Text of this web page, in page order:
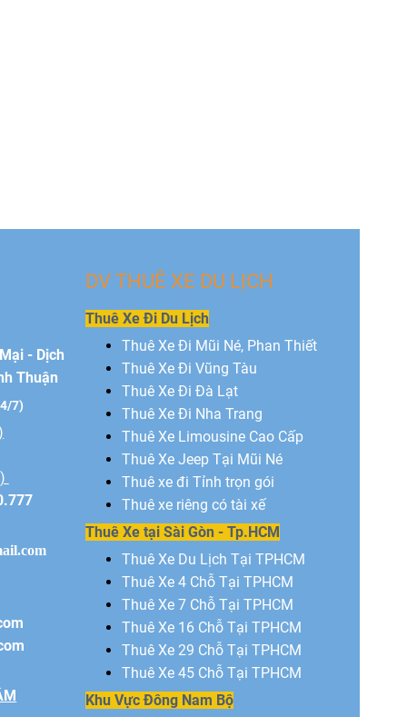
- Dịch
Thuận
7)
DV THUÊ XE DU LỊCH
Thuê Xe Đi Du Lịch
Thuê Xe Đi Mũi Né, Phan Thiết
Thuê Xe Đi Vũng Tàu
Thuê Xe Đi Đà Lạt
Thuê Xe Đi Nha Trang
Thuê Xe Limousine Cao Cấp
Thuê Xe Jeep Tại Mũi Né
Thuê xe đi Tỉnh trọn gói
Thuê xe riêng có tài xế
Thuê Xe tại Sài Gòn - Tp.HCM
Thuê Xe Du Lịch Tại TPHCM
Thuê Xe 4 Chỗ Tại TPHCM
Thuê Xe 7 Chỗ Tại TPHCM
Thuê Xe 16 Chỗ Tại TPHCM
Thuê Xe 29 Chỗ Tại TPHCM
Thuê Xe 45 Chỗ Tại TPHCM
Khu Vực Đông Nam Bộ